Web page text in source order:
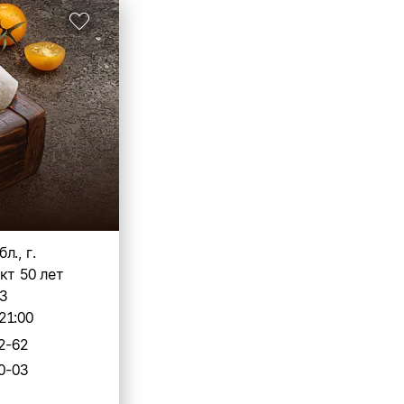
г.
50 лет
62
03